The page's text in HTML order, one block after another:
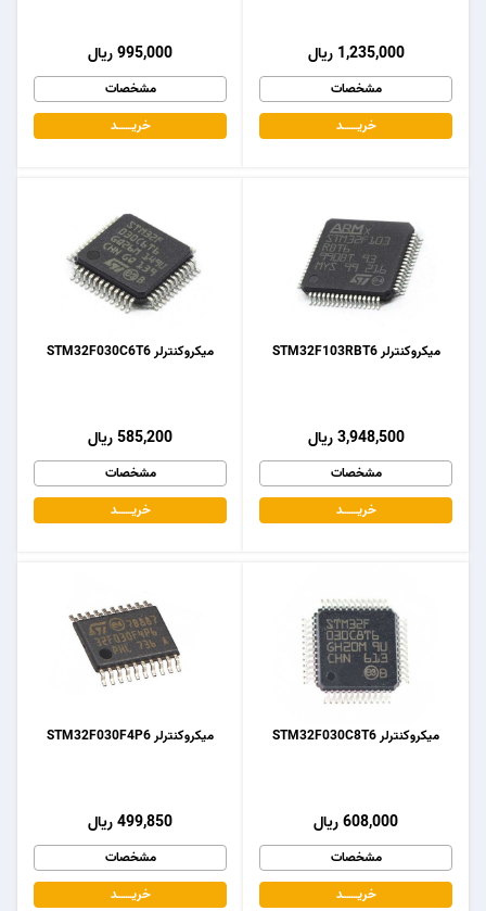
995,000 ریال
مشخصات
خریـــــــد
1,235,000 ریال
مشخصات
خریـــــــد
میکروکنترلر STM32F030C6T6
585,200 ریال
مشخصات
خریـــــــد
میکروکنترلر STM32F103RBT6
3,948,500 ریال
مشخصات
خریـــــــد
میکروکنترلر STM32F030F4P6
499,850 ریال
مشخصات
خریـــــــد
میکروکنترلر STM32F030C8T6
608,000 ریال
مشخصات
خریـــــــد